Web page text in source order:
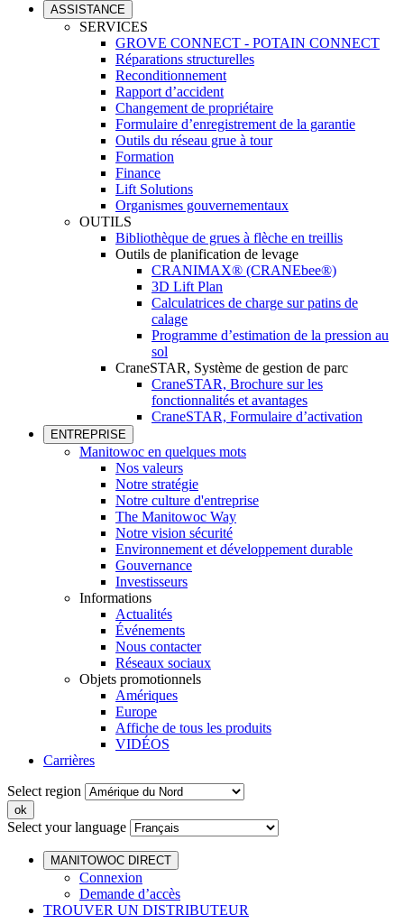
ASSISTANCE
SERVICES
GROVE CONNECT - POTAIN CONNECT
Réparations structurelles
Reconditionnement
Rapport d’accident
Changement de propriétaire
Formulaire d’enregistrement de la garantie
Outils du réseau grue à tour
Formation
Finance
Lift Solutions
Organismes gouvernementaux
OUTILS
Bibliothèque de grues à flèche en treillis
Outils de planification de levage
CRANIMAX® (CRANEbee®)
3D Lift Plan
Calculatrices de charge sur patins de
calage
Programme d’estimation de la pression au
sol
CraneSTAR, Système de gestion de parc
CraneSTAR, Brochure sur les
fonctionnalités et avantages
CraneSTAR, Formulaire d’activation
ENTREPRISE
Manitowoc en quelques mots
Nos valeurs
Notre stratégie
Notre culture d'entreprise
The Manitowoc Way
Notre vision sécurité
Environnement et développement durable
Gouvernance
Investisseurs
Informations
Actualités
Événements
Nous contacter
Réseaux sociaux
Objets promotionnels
Amériques
Europe
Affiche de tous les produits
VIDÉOS
Carrières
Select region
Select your language
MANITOWOC DIRECT
Connexion
Demande d’accès
TROUVER UN DISTRIBUTEUR